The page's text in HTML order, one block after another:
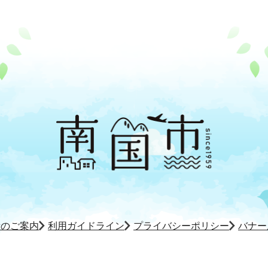
ご案内 利用ガイドライン プライバシーポリシー バナ